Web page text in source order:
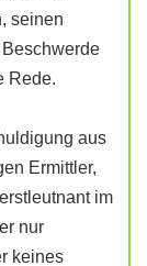
seinen
Rede.
aus
Ermittler,
im
nur
keines